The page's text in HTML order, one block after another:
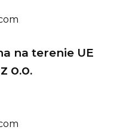
na terenie UE
O.O.